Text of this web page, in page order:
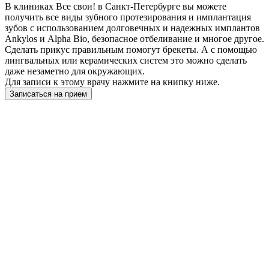
В клиниках Все свои! в Санкт-Петербурге вы можете
получить все виды зубного протезирования и имплантация
зубов с использованием долговечных и надежных имплантов
Ankylos и Alpha Bio, безопасное отбеливание и многое другое.
Сделать прикус правильным помогут брекеты. А с помощью
лингвальных или керамических систем это можно сделать
даже незаметно для окружающих.
Для записи к этому врачу нажмите на книпку ниже.
Записаться на прием